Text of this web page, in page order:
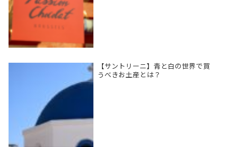
【サントリーニ】青と白の世界で買
うべきお土産とは？